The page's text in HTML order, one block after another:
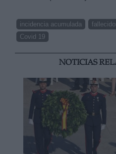
incidencia acumulada
Covid 19
NOTICIAS